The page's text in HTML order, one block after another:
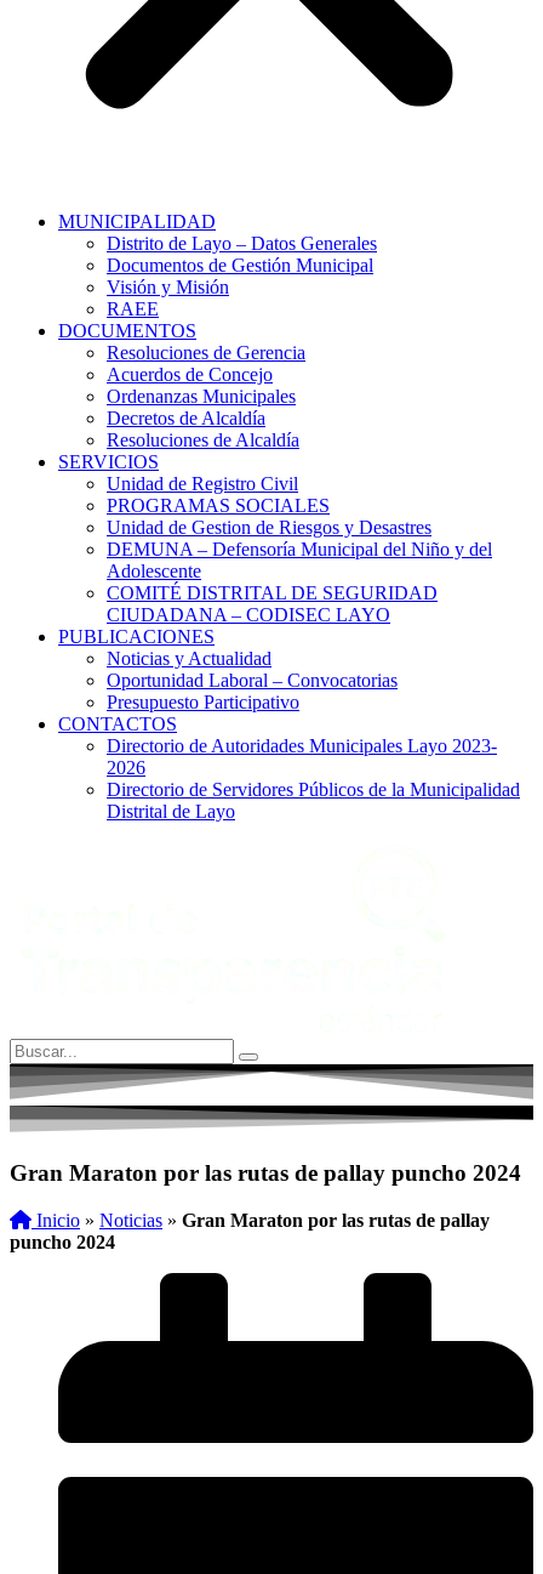
MUNICIPALIDAD
Distrito de Layo – Datos Generales
Documentos de Gestión Municipal
Visión y Misión
RAEE
DOCUMENTOS
Resoluciones de Gerencia
Acuerdos de Concejo
Ordenanzas Municipales
Decretos de Alcaldía
Resoluciones de Alcaldía
SERVICIOS
Unidad de Registro Civil
PROGRAMAS SOCIALES
Unidad de Gestion de Riesgos y Desastres
DEMUNA – Defensoría Municipal del Niño y del
Adolescente
COMITÉ DISTRITAL DE SEGURIDAD
CIUDADANA – CODISEC LAYO
PUBLICACIONES
Noticias y Actualidad
Oportunidad Laboral – Convocatorias
Presupuesto Participativo
CONTACTOS
Directorio de Autoridades Municipales Layo 2023-
2026
Directorio de Servidores Públicos de la Municipalidad
Distrital de Layo
Gran Maraton por las rutas de pallay puncho 2024
Inicio » Noticias » Gran Maraton por las rutas de pallay
puncho 2024